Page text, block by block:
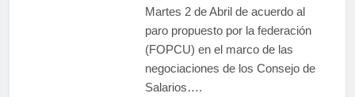
Martes 2 de Abril de acuerdo al
paro propuesto por la federación
(FOPCU) en el marco de las
negociaciones de los Consejo de
Salarios….